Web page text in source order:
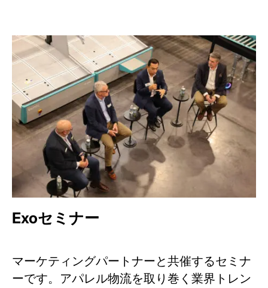
Exoセミナー
マーケティングパートナーと共催するセミナ
ーです。アパレル物流を取り巻く業界トレン